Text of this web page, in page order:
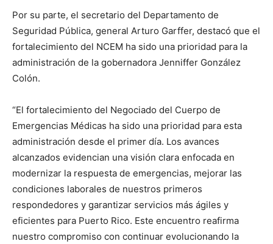
Por su parte, el secretario del Departamento de
Seguridad Pública, general Arturo Garffer, destacó que el
fortalecimiento del NCEM ha sido una prioridad para la
administración de la gobernadora Jenniffer González
Colón.
“El fortalecimiento del Negociado del Cuerpo de
Emergencias Médicas ha sido una prioridad para esta
administración desde el primer día. Los avances
alcanzados evidencian una visión clara enfocada en
modernizar la respuesta de emergencias, mejorar las
condiciones laborales de nuestros primeros
respondedores y garantizar servicios más ágiles y
eficientes para Puerto Rico. Este encuentro reafirma
nuestro compromiso con continuar evolucionando la